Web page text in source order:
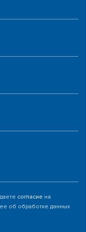
согласие на
об обработке данных